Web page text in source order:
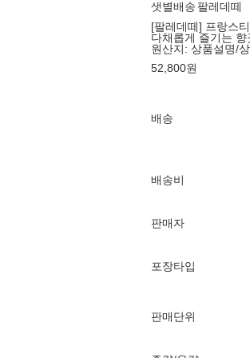
샛별배송팔레데떼
[팔레데떼] 프랑스
다채롭게 즐기는 향
원산지: 상품설명/
52,800원
배송
배송비
판매자
포장타입
판매단위